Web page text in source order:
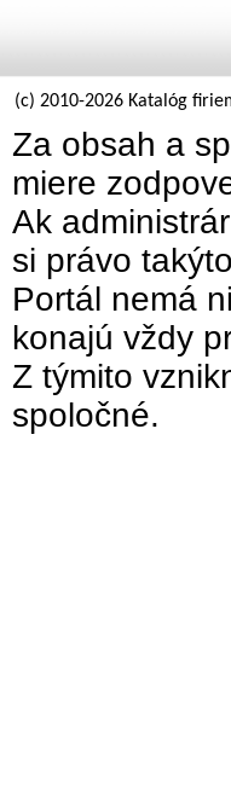
(c) 2010-2026 Katalóg
Za obsah a
miere
Ak
si právo
Portál nemá
konajú vždy
Z týmito
spoločné.